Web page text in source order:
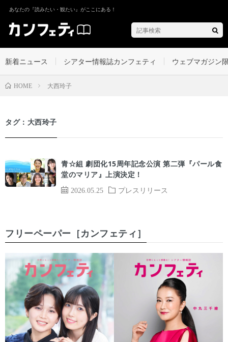
あなたの『読みたい・観たい』がここにある！
新着ニュース シアター情報誌カンフェティ ウェブマガジン
HOME 大西玲子
タグ：大西玲子
2026.05.25 プレスリリース
青☆組 劇団化15周年記念公演 第二弾『パール食
堂のマリア』上演決定！
フリーペーパー［カンフェティ］